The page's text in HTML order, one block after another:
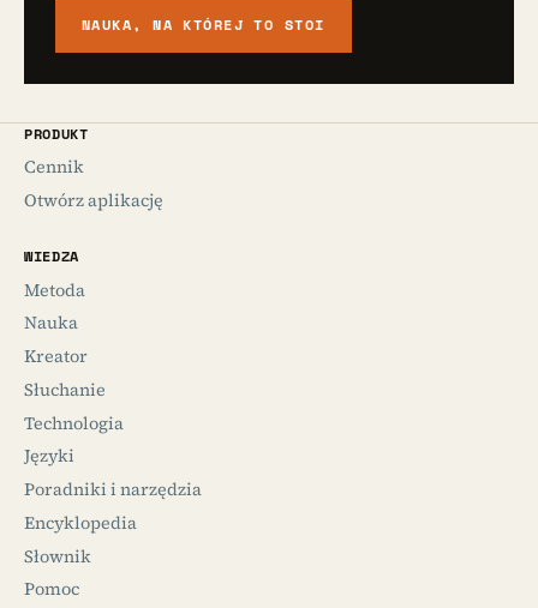
NAUKA, NA KTÓREJ TO STOI
PRODUKT
Cennik
Otwórz aplikację
WIEDZA
Metoda
Nauka
Kreator
Słuchanie
Technologia
Języki
Poradniki i narzędzia
Encyklopedia
Słownik
Pomoc